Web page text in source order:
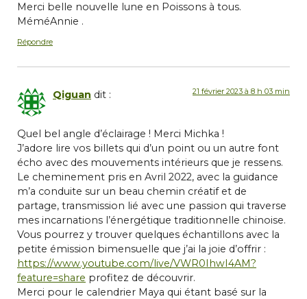
Merci belle nouvelle lune en Poissons à tous.
MéméAnnie .
Répondre
Qiguan dit : 21 février 2023 à 8 h 03 min
Quel bel angle d’éclairage ! Merci Michka !
J’adore lire vos billets qui d’un point ou un autre font
écho avec des mouvements intérieurs que je ressens.
Le cheminement pris en Avril 2022, avec la guidance
m’a conduite sur un beau chemin créatif et de
partage, transmission lié avec une passion qui traverse
mes incarnations l’énergétique traditionnelle chinoise.
Vous pourrez y trouver quelques échantillons avec la
petite émission bimensuelle que j’ai la joie d’offrir :
https://www.youtube.com/live/VWR0IhwI4AM?
feature=share profitez de découvrir.
Merci pour le calendrier Maya qui étant basé sur la